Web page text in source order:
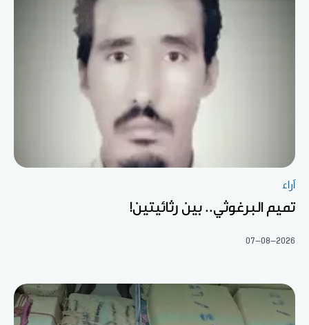
آراء
تميم البرغوثي.. بين رثائيتين!
07-08-2026